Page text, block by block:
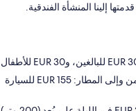
إلينا المنشأة الفندقية.
رسم خدمة التوصيل المكوكية من وإلى المطار: 155 EUR للسيارة